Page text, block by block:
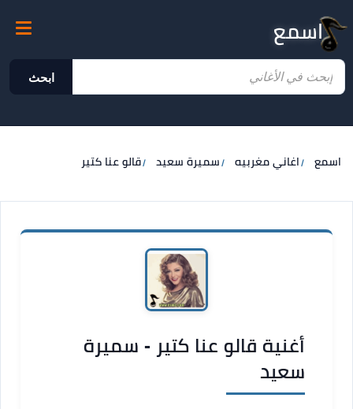
اسمع
ابحث
اسمع اغاني مغربيه سميرة سعيد قالو عنا كتير
أغنية قالو عنا كتير - سميرة
سعيد